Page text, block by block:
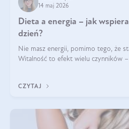
14 maj 2026
Dieta a energia – jak
dzień?
Nie masz energii, pomimo tego, że
Witalność to efekt wielu czynników
CZYTAJ